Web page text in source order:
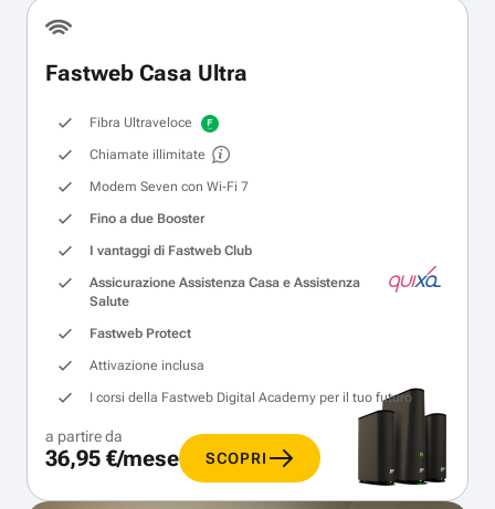
Fastweb Casa Ultra
Fibra Ultraveloce
Chiamate illimitate
Modem Seven con Wi‑Fi 7
Fino a due Booster
I vantaggi di Fastweb Club
Assicurazione Assistenza Casa e Assistenza
Salute
Fastweb Protect
Attivazione inclusa
I corsi della Fastweb Digital Academy per il tuo futuro
a partire da
36,95 €/mese SCOPRI